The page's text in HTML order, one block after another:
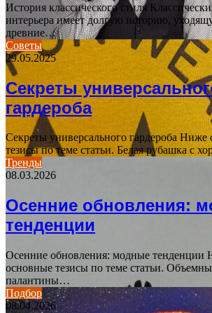
История классического стиля
интерьера имеет долгую историю,
древние…
Советы
29.05.2025
Секреты
гардероба
Секреты универсального гардероба
тезисы по теме статьи. Белая рубашка с
Тренды
08.03.2026
Осенние обновления:
тенденции
Осенние обновления: модные тенденции
основные тезисы по теме статьи.
палантины…
Подбор
08.04.2026